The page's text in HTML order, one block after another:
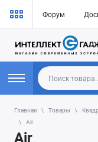
Форум
Главная Товары
Air
Air